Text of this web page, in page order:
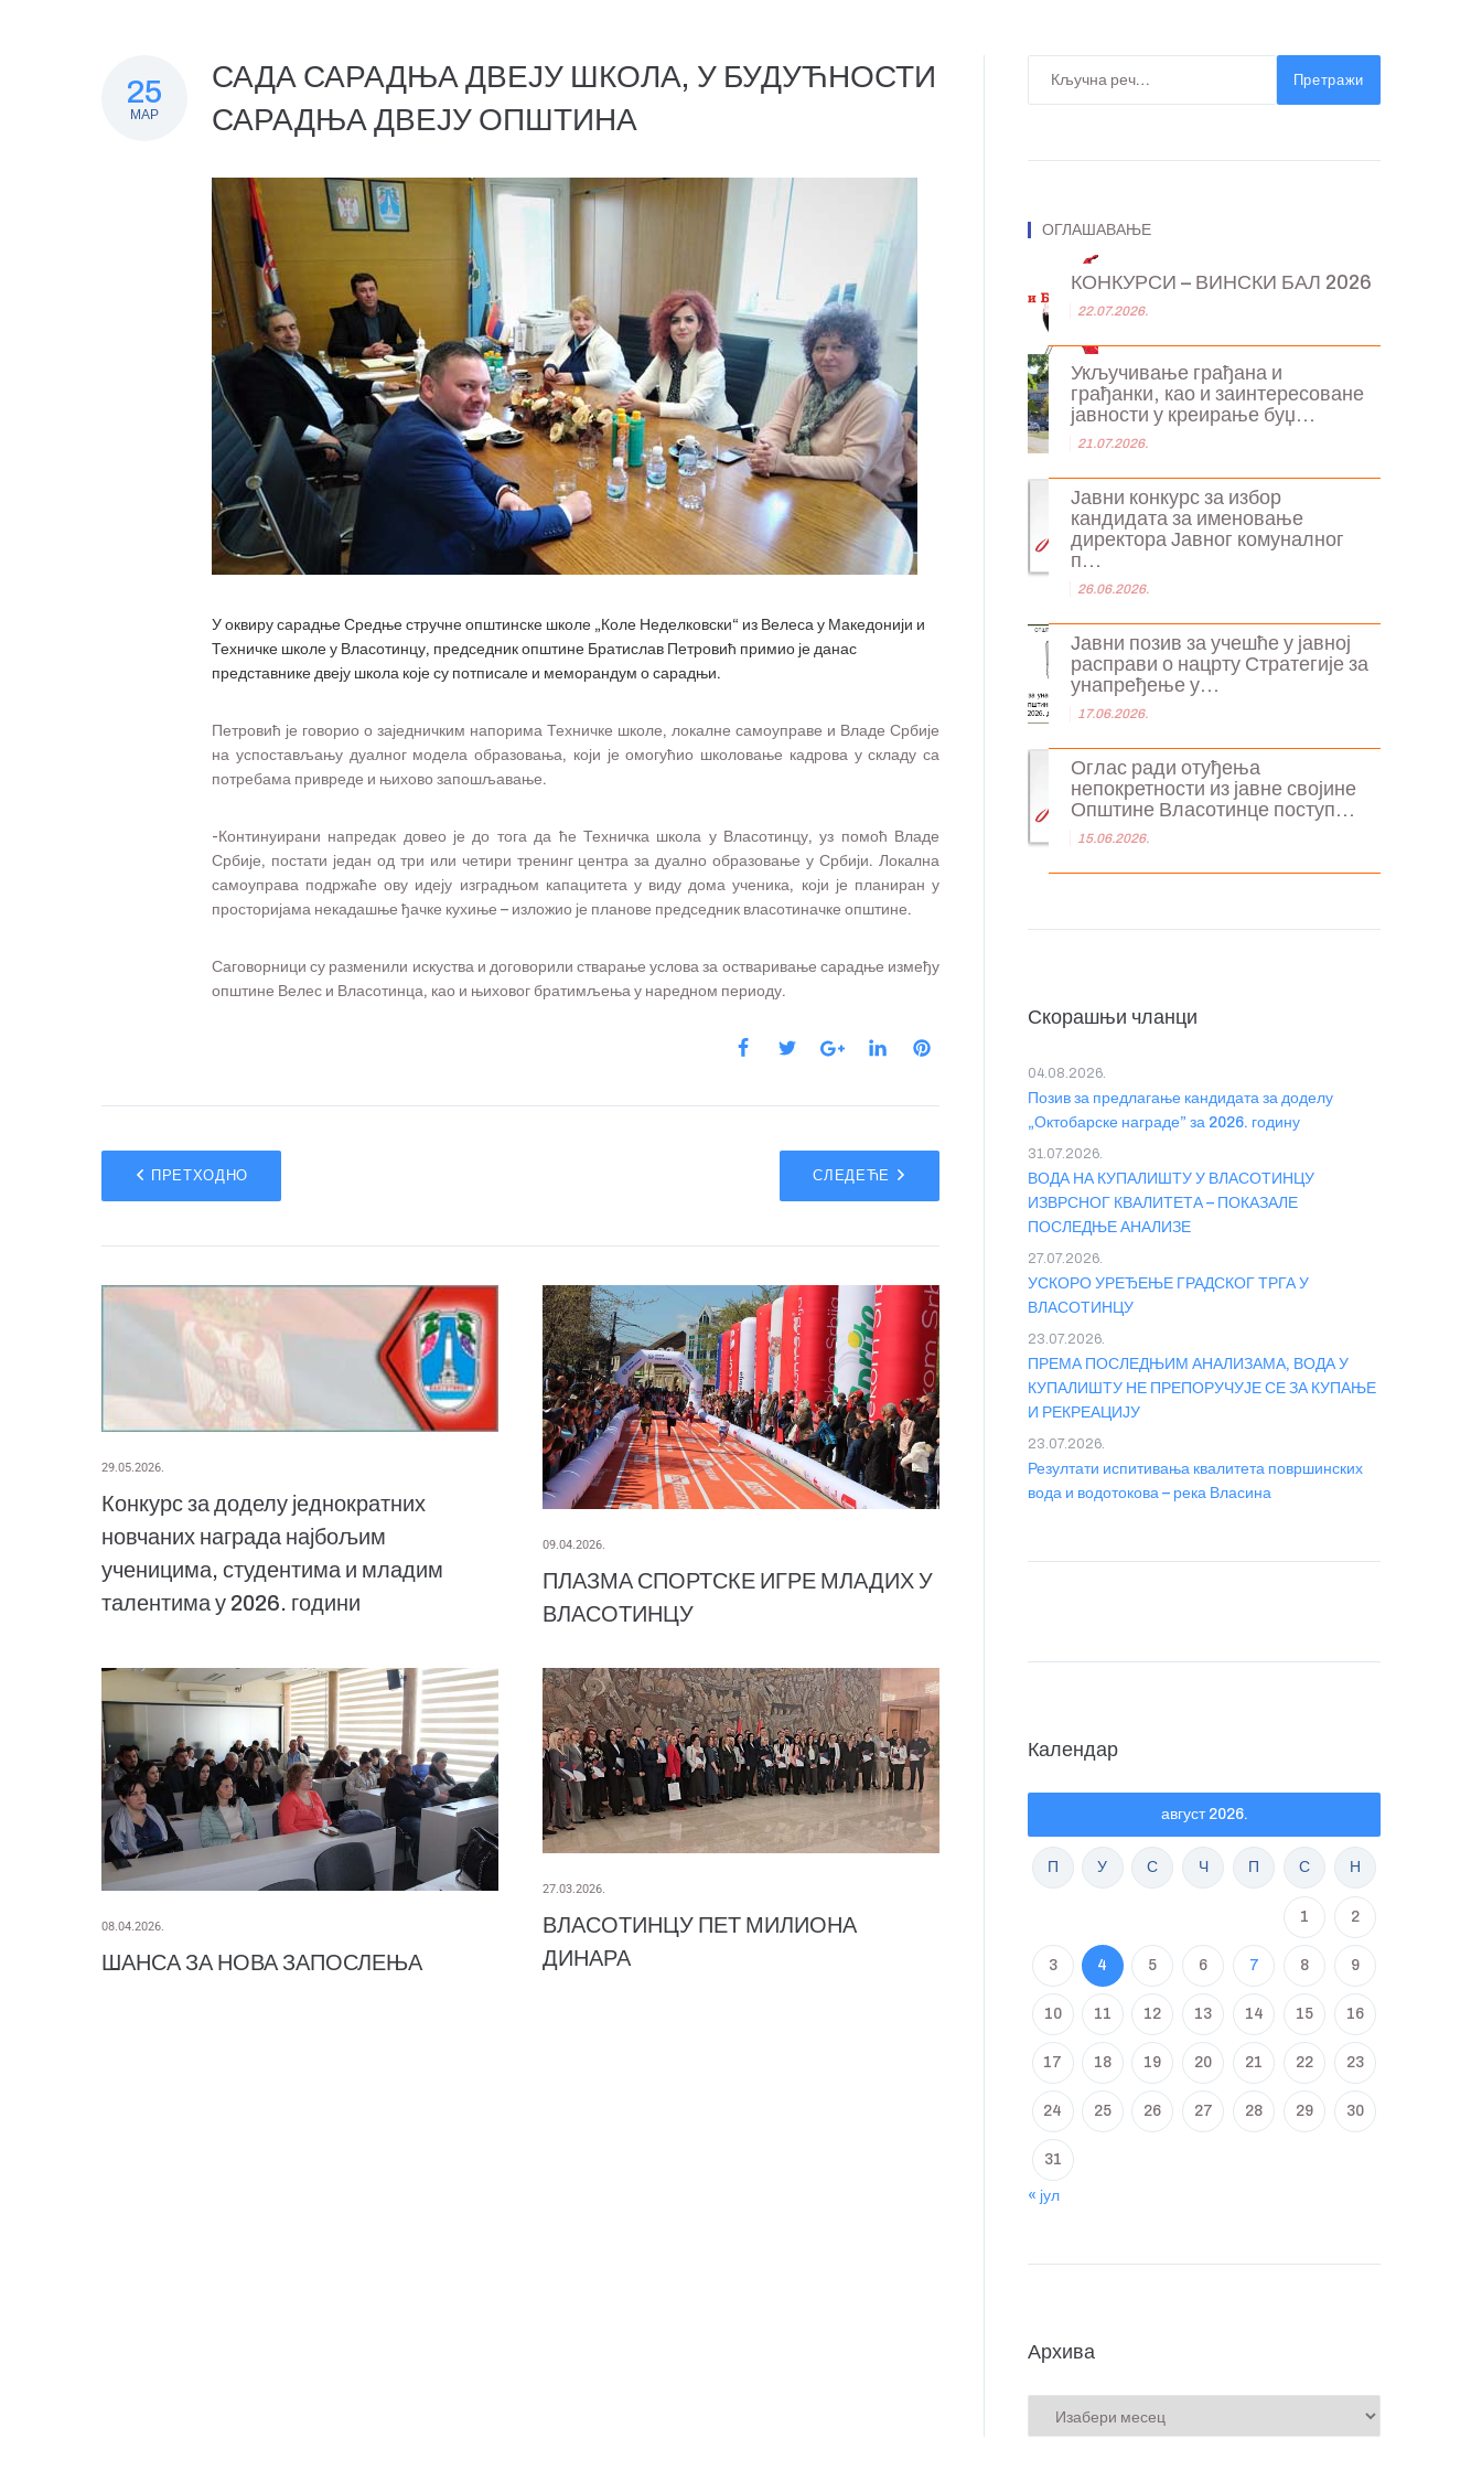
25
МАР
САДА САРАДЊА ДВЕЈУ ШКОЛА, У БУДУЋНОСТИ
САРАДЊА ДВЕЈУ ОПШТИНА
У оквиру сарадње Средње стручне општинске школе „Коле Неделковски“ из Велеса у Македонији и
Техничке школе у Власотинцу, председник општине Братислав Петровић примио је данас
представнике двеју школа које су потписале и меморандум о сарадњи.
Петровић је говорио о заједничким напорима Техничке школе, локалне самоуправе и Владе Србије
на успостављању дуалног модела образовања, који је омогућио школовање кадрова у складу са
потребама привреде и њихово запошљавање.
-Континуирани напредак довео је до тога да ће Техничка школа у Власотинцу, уз помоћ Владе
Србије, постати један од три или четири тренинг центра за дуално образовање у Србији. Локална
самоуправа подржаће ову идеју изградњом капацитета у виду дома ученика, који је планиран у
просторијама некадашње ђачке кухиње – изложио је планове председник власотиначке општине.
Саговорници су разменили искуства и договорили стварање услова за остваривање сарадње између
општине Велес и Власотинца, као и њиховог братимљења у наредном периоду.
ПРЕТХОДНО СЛЕДЕЋЕ
29.05.2026.
Конкурс за доделу једнократних
новчаних награда најбољим
ученицима, студентима и младим
талентима у 2026. години
09.04.2026.
ПЛАЗМА СПОРТСКЕ ИГРЕ МЛАДИХ У
ВЛАСОТИНЦУ
08.04.2026.
ШАНСА ЗА НОВА ЗАПОСЛЕЊА
27.03.2026.
ВЛАСОТИНЦУ ПЕТ МИЛИОНА
ДИНАРА
Претражи
ОГЛАШАВАЊЕ
КОНКУРСИ – ВИНСКИ БАЛ 2026
22.07.2026.
Укључивање грађана и
грађанки, као и заинтересоване
јавности у креирање буџ...
21.07.2026.
Јавни конкурс за избор
кандидата за именовање
директора Јавног комуналног
п...
26.06.2026.
Јавни позив за учешће у јавној
расправи о нацрту Стратегије за
унапређење у...
17.06.2026.
Оглас ради отуђења
непокретности из јавне својине
Општине Власотинце поступ...
15.06.2026.
Скорашњи чланци
Позив за предлагање кандидата за доделу
„Октобарске награде” за 2026. годину
04.08.2026.
ВОДА НА КУПАЛИШТУ У ВЛАСОТИНЦУ
ИЗВРСНОГ КВАЛИТЕТА – ПОКАЗАЛЕ
ПОСЛЕДЊЕ АНАЛИЗЕ
31.07.2026.
УСКОРО УРЕЂЕЊЕ ГРАДСКОГ ТРГА У
ВЛАСОТИНЦУ
27.07.2026.
ПРЕМА ПОСЛЕДЊИМ АНАЛИЗАМА, ВОДА У
КУПАЛИШТУ НЕ ПРЕПОРУЧУЈЕ СЕ ЗА КУПАЊЕ
И РЕКРЕАЦИЈУ
23.07.2026.
Резултати испитивања квалитета површинских
вода и водотокова – река Власина
23.07.2026.
Календар
август 2026.
П У С Ч П С Н
1 2
3 4 5 6 7 8 9
10 11 12 13 14 15 16
17 18 19 20 21 22 23
24 25 26 27 28 29 30
31
« јул
Архива